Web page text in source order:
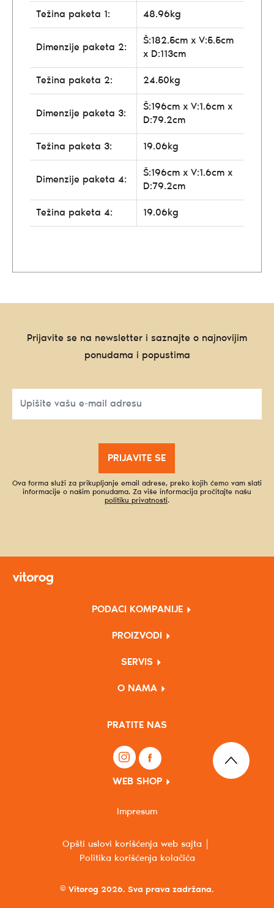
Težina paketa 1: 48.96kg
Dimenzije paketa 2:
Š:182.5cm x V:5.5cm
x D:113cm
Težina paketa 2: 24.50kg
Dimenzije paketa 3:
Š:196cm x V:1.6cm x
D:79.2cm
Težina paketa 3: 19.06kg
Dimenzije paketa 4:
Š:196cm x V:1.6cm x
D:79.2cm
Težina paketa 4: 19.06kg
Prijavite se na newsletter i saznajte o najnovijim
ponudama i popustima
PRIJAVITE SE
Ova forma služi za prikupljanje email adrese, preko kojih ćemo vam slati
informacije o našim ponudama. Za više informacija pročitajte našu
politiku privatnosti.
PODACI KOMPANIJE
PROIZVODI
SERVIS
O NAMA
PRATITE NAS
WEB SHOP
© Vitorog 2026. Sva prava zadržana.
Opšti uslovi korišćenja web sajta
Politika korišćenja kolačića
Impresum